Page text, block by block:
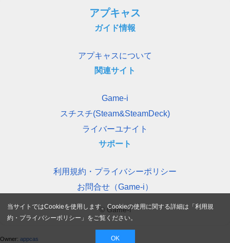
アプキャス
ガイド情報
アプキャスについて
関連サイト
Game-i
スチスチ(Steam&SteamDeck)
ライバーユナイト
サポート
利用規約・プライバシーポリシー
お問合せ（Game-i）
© Game-i
Owner: appcas
当サイトではCookieを使用します。Cookieの使用に関する詳細は「利用規
約・プライバシーポリシー 」をご覧ください。
OK